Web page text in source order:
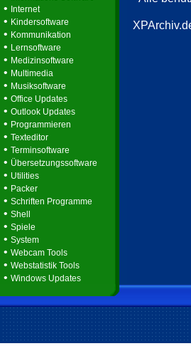
• Internet
• Kindersoftware
• Kommunikation
• Lernsoftware
• Medizinsoftware
• Multimedia
• Musiksoftware
• Office Updates
• Outlook Updates
• Programmieren
• Texteditor
• Terminsoftware
• Übersetzungssoftware
• Utilities
• Packer
• Schriften Programme
• Shell
• Spiele
• System
• Webcam Tools
• Webstatistik Tools
• Windows Updates